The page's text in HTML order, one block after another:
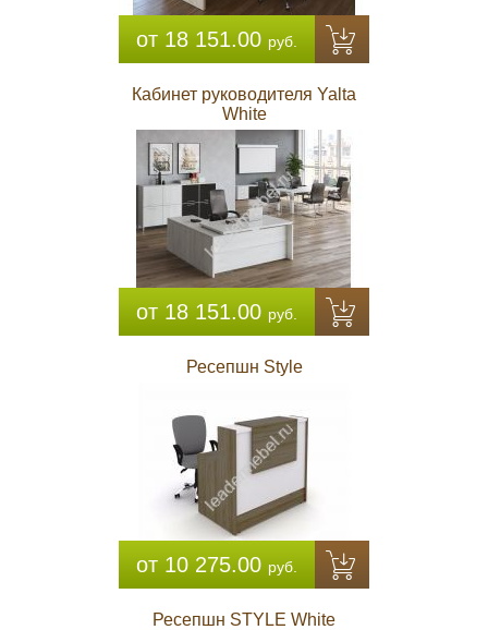
от 18 151.00 руб.
Кабинет руководителя Yalta
White
от 18 151.00 руб.
Ресепшн Style
от 10 275.00 руб.
Ресепшн STYLE White